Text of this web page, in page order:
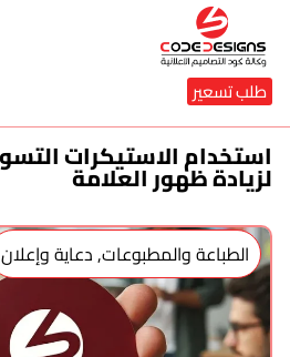
طلب تسعير
لزيادة ظهور العلامة
الطباعة والمطبوعات,دعاية وإعلان